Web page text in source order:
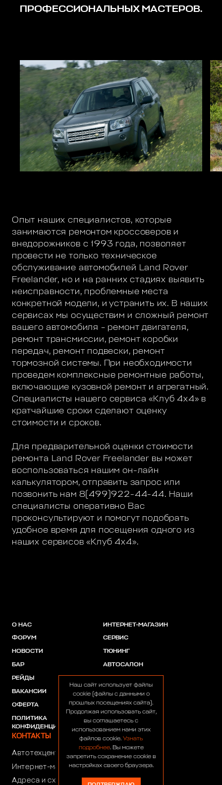
ПРОФЕССИОНАЛЬНЫХ МАСТЕРОВ.
Опыт наших специалистов, которые
занимаются ремонтом кроссоверов и
внедорожников с 1993 года, позволяет
провести не только техническое
обслуживание автомобилей Land Rover
Freelander, но и на ранних стадиях выявить
неисправности, проблемные места
конкретной модели, и устранить их. В наших
сервисах мы осуществим и сложный ремонт
вашего автомобиля – ремонт двигателя,
ремонт трансмиссии, ремонт коробки
передач, ремонт подвески, ремонт
тормозной системы. При необходимости
проведем комплексные ремонтные работы,
включающие кузовной ремонт и агрегатный.
Специалисты нашего сервиса «Клуб 4х4» в
кратчайшие сроки сделают оценку
стоимости и сроков.
Для предварительной оценки стоимости
ремонта Land Rover Freelander вы может
воспользоваться нашим он-лайн
калькулятором, отправить запрос или
позвонить нам 8(499)922-44-44. Наши
специалисты оперативно Вас
проконсультируют и помогут подобрать
удобное время для посещения одного из
наших сервисов «Клуб 4х4».
О НАС
ФОРУМ
НОВОСТИ
БАР
РЕЙДЫ
ВАКАНСИИ
ОФЕРТА
ПОЛИТИКА
КОНФИДЕНЦИАЛЬНОСТИ
ИНТЕРНЕТ-МАГАЗИН
СЕРВИС
ТЮНИНГ
АВТОСАЛОН
ПАРТНЕРЫ
КОНТАКТЫ
Автотехцентр:
Интернет-магазин:+7 (916) 922-44-44
Адреса и схемы проезда
Наш сайт использует файлы
cookie (файлы с данными о
прошлых посещениях сайта).
Продолжая использовать сайт,
вы соглашаетесь с
использованием нами этих
файлов cookie. Узнать
подробнее. Вы можете
запретить сохранение cookie в
настройках своего браузера.